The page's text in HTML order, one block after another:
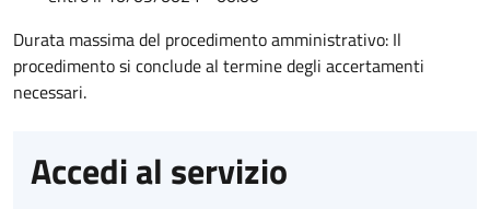
Durata massima del procedimento amministrativo: Il
procedimento si conclude al termine degli accertamenti
necessari.
Accedi al servizio